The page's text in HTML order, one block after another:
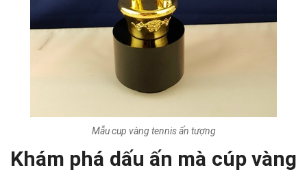
Mẫu cup vàng tennis ấn tượng
Khám phá dấu ấn mà cúp vàng